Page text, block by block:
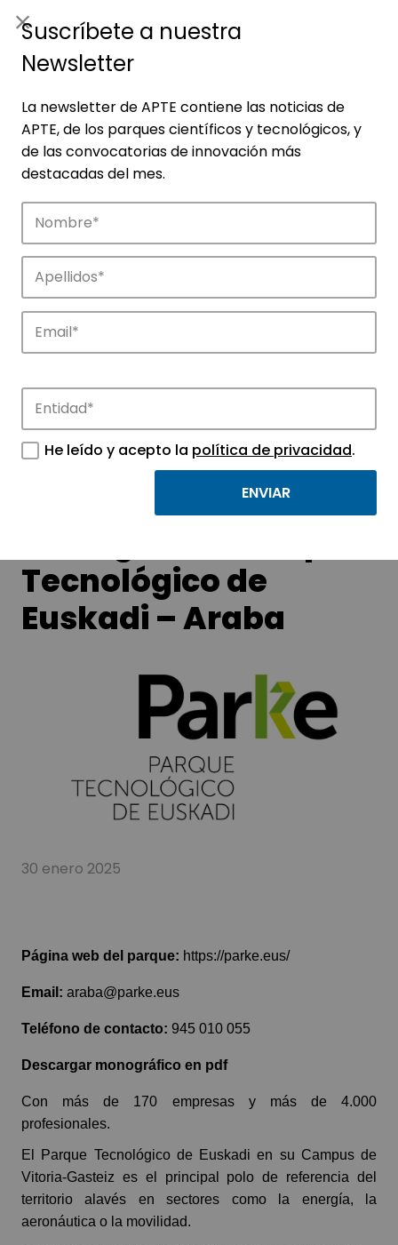
Noticias
Conoce las noticias más destacadas de
APTE y sus parques científicos y
tecnológicos.
Tecnológico de
Euskadi – Araba
30 enero 2025
Página web del parque: https://parke.eus/
Email: araba@parke.eus
Teléfono de contacto: 945 010 055
Descargar monográfico en pdf
Con más de 170 empresas y más de 4.000
profesionales.
El Parque Tecnológico de Euskadi en su Campus de
Vitoria-Gasteiz es el principal polo de referencia del
territorio alavés en sectores como la energía, la
aeronáutica o la movilidad.
Suscríbete a nuestra
Newsletter
La newsletter de APTE contiene las noticias de
APTE, de los parques científicos y tecnológicos, y
de las convocatorias de innovación más
destacadas del mes.
He leído y acepto la política de privacidad.